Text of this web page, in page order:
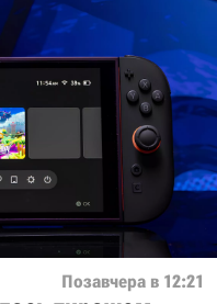
Позавчера в 12:21